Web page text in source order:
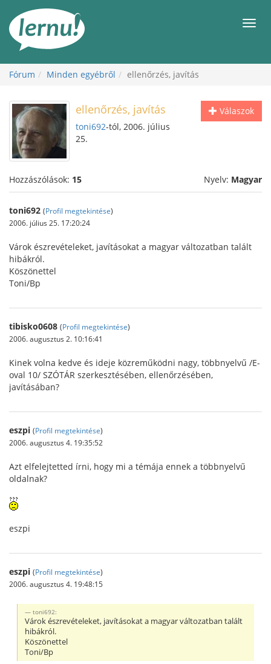
Fórum Minden egyébről ellenőrzés, javítás
Válaszok
ellenőrzés, javítás
toni692-tól, 2006. július
25.
Hozzászólások: 15 Nyelv: Magyar
toni692 (Profil megtekintése)
2006. július 25. 17:20:24
Várok észrevételeket, javításokat a magyar változatban talált
hibákról.
Köszönettel
Toni/Bp
tibisko0608 (Profil megtekintése)
2006. augusztus 2. 10:16:41
Kinek volna kedve és ideje közreműködni nagy, többnyelvű /E-
oval 10/ SZÓTÁR szerkesztésében, ellenőrzésében,
javításában?
eszpi (Profil megtekintése)
2006. augusztus 4. 19:35:52
Azt elfelejtetted írni, hogy mi a témája ennek a többnyelvű
oldalnak?
eszpi
eszpi (Profil megtekintése)
2006. augusztus 4. 19:48:15
toni692:
Várok észrevételeket, javításokat a magyar változatban talált
hibákról.
Köszönettel
Toni/Bp